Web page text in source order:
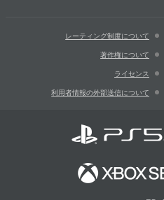
レーティング制度について
著作権について
ライセンス
利用者情報の外部送信について